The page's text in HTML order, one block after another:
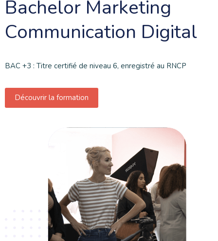
Bachelor Marketing
Communication Digital
BAC +3 : Titre certifié de niveau 6, enregistré au RNCP
Découvrir la formation